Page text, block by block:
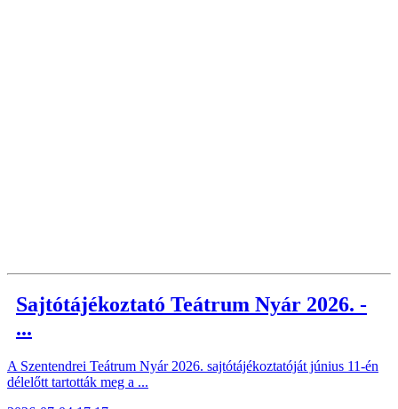
Sajtótájékoztató Teátrum Nyár 2026. -
...
A Szentendrei Teátrum Nyár 2026. sajtótájékoztatóját június 11-én
délelőtt tartották meg a ...